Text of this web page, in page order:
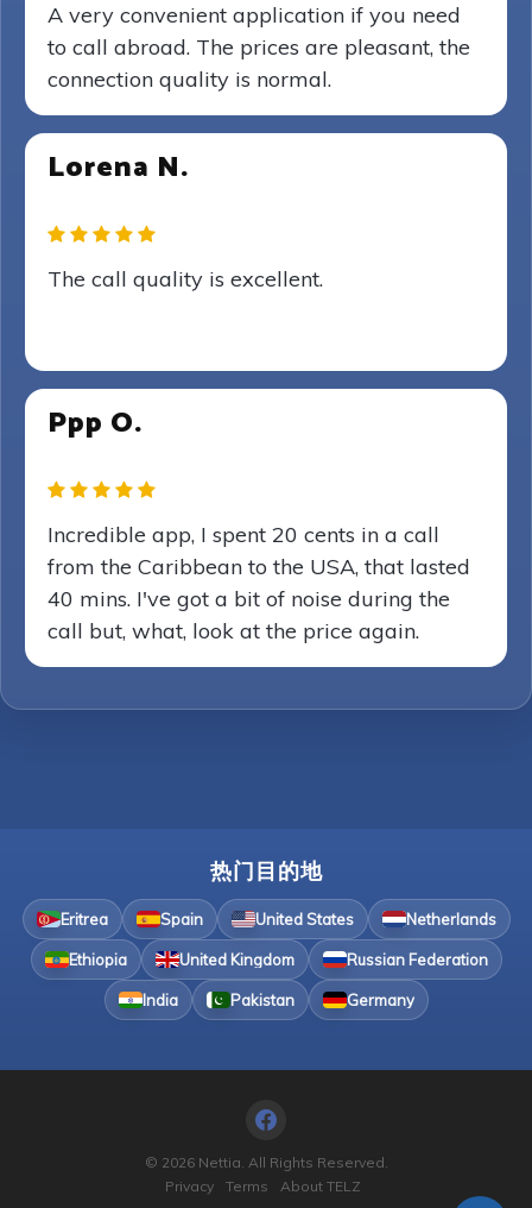
A very convenient application if you need
to call abroad. The prices are pleasant, the
connection quality is normal.
Lorena N.
The call quality is excellent.
Ppp O.
Incredible app, I spent 20 cents in a call
from the Caribbean to the USA, that lasted
40 mins. I've got a bit of noise during the
call but, what, look at the price again.
热门目的地
Eritrea Spain United States Netherlands
Ethiopia United Kingdom Russian Federation
India Pakistan Germany
© 2026 Nettia. All Rights Reserved.
Privacy
Terms About TELZ